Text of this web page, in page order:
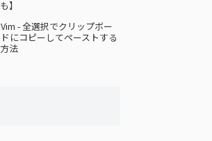
も】
Vim - 全選択でクリップボー
ドにコピーしてペーストする
方法